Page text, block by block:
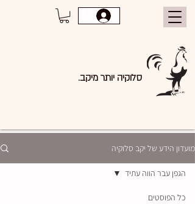
סלוקיה יותר מיקב.
מועדון הידע של יקב סלוקיה
כל הפוסטים
הגפן עבר הווה עתיד